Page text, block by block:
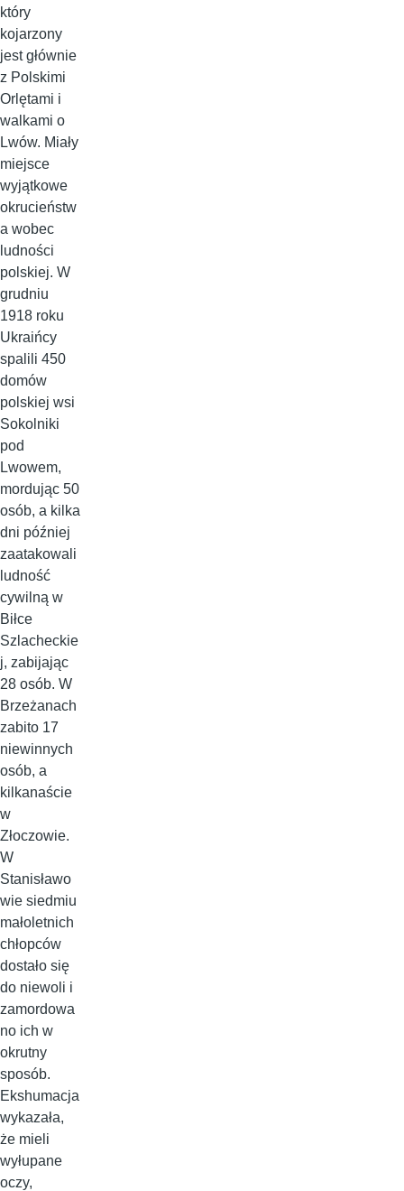
który
kojarzony
jest głównie
z Polskimi
Orlętami i
walkami o
Lwów. Miały
miejsce
wyjątkowe
okrucieństw
a wobec
ludności
polskiej. W
grudniu
1918 roku
Ukraińcy
spalili 450
domów
polskiej wsi
Sokolniki
pod
Lwowem,
mordując 50
osób, a kilka
dni później
zaatakowali
ludność
cywilną w
Biłce
Szlacheckie
j, zabijając
28 osób. W
Brzeżanach
zabito 17
niewinnych
osób, a
kilkanaście
w
Złoczowie.
W
Stanisławo
wie siedmiu
małoletnich
chłopców
dostało się
do niewoli i
zamordowa
no ich w
okrutny
sposób.
Ekshumacja
wykazała,
że mieli
wyłupane
oczy,